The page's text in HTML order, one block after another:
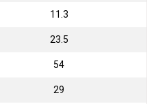
11.3
23.5
54
29